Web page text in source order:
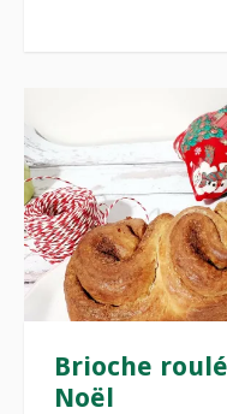
Brioche
Noël